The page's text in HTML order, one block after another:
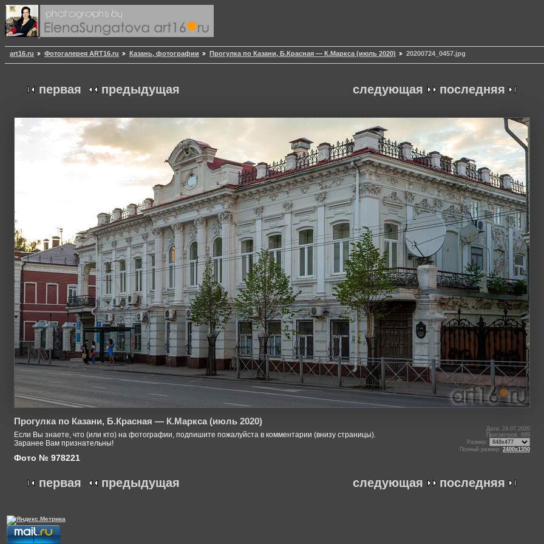
art16.ru Фотогалерея ART16.ru Казань, фотографии Прогулка по Казани, Б.Красная — К.Маркса (июль 2020) 20200724_0457.jpg
следующая последняя
первая предыдущая
Прогулка по Казани, Б.Красная — К.Маркса (июль 2020)
Если Вы знаете, что (или кто) на фотографии, подпишите пожалуйста в комментарии (внизу страницы).
Заранее Вам признательны!
Фото № 978221
Дата: 24.07.2020
Просмотров: 699
Размер:
Полный размер: 2400x1350
следующая последняя
первая предыдущая